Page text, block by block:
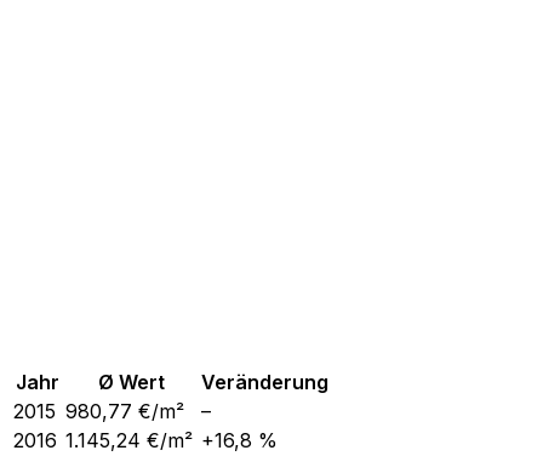
Jahr Ø Wert
Veränderung
2015 980,77 €/m²
–
2016 1.145,24 €/m² +16,8 %